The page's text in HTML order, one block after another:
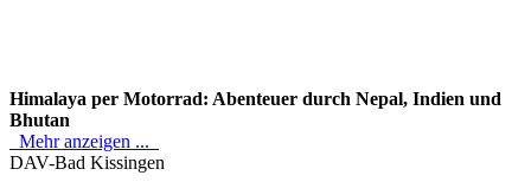
Himalaya per Motorrad: Abenteuer durch Nepal, Indien und
Bhutan
Mehr anzeigen ...
DAV-Bad Kissingen